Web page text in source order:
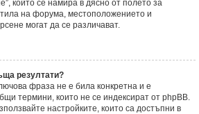
който се намира в дясно от полето за
на форума, местоположението и
могат да се различават.
резултати?
фраза не е била конкретна и е
термини, които не се индексират от phpBB.
настройките, които са достъпни в